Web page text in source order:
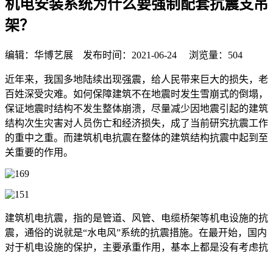
机电安装系统为什么要强制配套抗震支吊
架？
编辑：华博艺展 发布时间：2021-06-24 浏览量：504
近年来，我国多地陆续出现强震，给人民带来巨大的损失，老
百姓深受灾难。如何保障建筑不在地震时发生雪崩式的倒塌，
保证地震时结构不发生整体崩溃，尽量减少因地震引起的建筑
结构次生灾害对人员伤亡和经济损失，成了当前研究抗震工作
的重中之重。而建筑机电抗震在整体的建筑结构抗震中起到至
关重要的作用。
建筑机电抗震，指的是管道、风管、电缆桥架等机电设施的抗
震，通俗的说就是“水电风”系统的抗震措施。在最开始，国内
对于机电设施的保护，主要承重作用，基本上都是没有考虑抗